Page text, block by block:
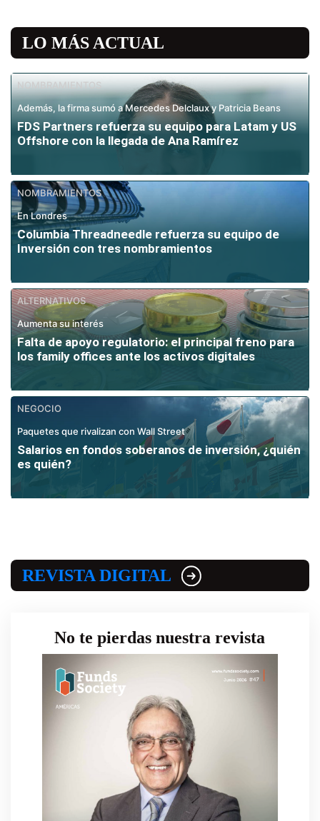
LO MÁS ACTUAL
NOMBRAMIENTOS
Además, la firma sumó a Mercedes Delclaux y Patricia Beans
FDS Partners refuerza su equipo para Latam y US
Offshore con la llegada de Ana Ramírez
NOMBRAMIENTOS
En Londres
Columbia Threadneedle refuerza su equipo de
Inversión con tres nombramientos
ALTERNATIVOS
Aumenta su interés
Falta de apoyo regulatorio: el principal freno para
los family offices ante los activos digitales
NEGOCIO
Paquetes que rivalizan con Wall Street
Salarios en fondos soberanos de inversión, ¿quién
es quién?
REVISTA DIGITAL
No te pierdas nuestra revista